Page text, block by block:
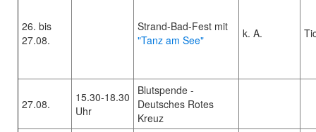
26. bis
27.08.
Strand-Bad-Fest mit
"Tanz am See"
k. A.
27.08.
15.30-18.30
Uhr
Blutspende -
Deutsches Rotes
Kreuz